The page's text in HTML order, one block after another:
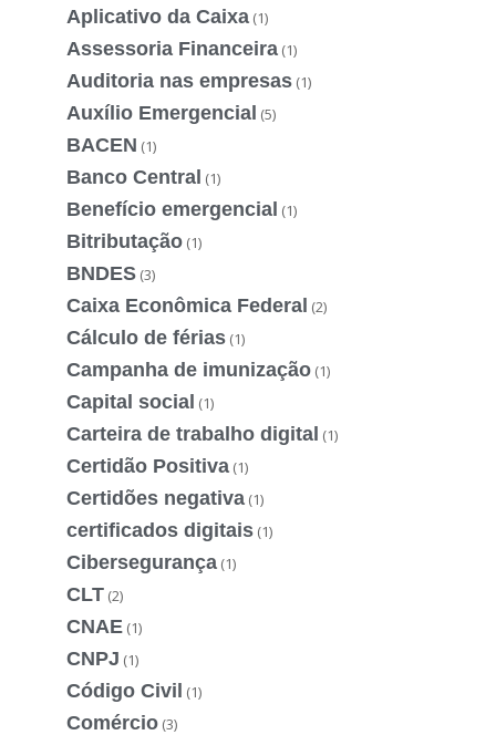
Aplicativo da Caixa (1)
Assessoria Financeira (1)
Auditoria nas empresas (1)
Auxílio Emergencial (5)
BACEN (1)
Banco Central (1)
Benefício emergencial (1)
Bitributação (1)
BNDES (3)
Caixa Econômica Federal (2)
Cálculo de férias (1)
Campanha de imunização (1)
Capital social (1)
Carteira de trabalho digital (1)
Certidão Positiva (1)
Certidões negativa (1)
certificados digitais (1)
Cibersegurança (1)
CLT (2)
CNAE (1)
CNPJ (1)
Código Civil (1)
Comércio (3)